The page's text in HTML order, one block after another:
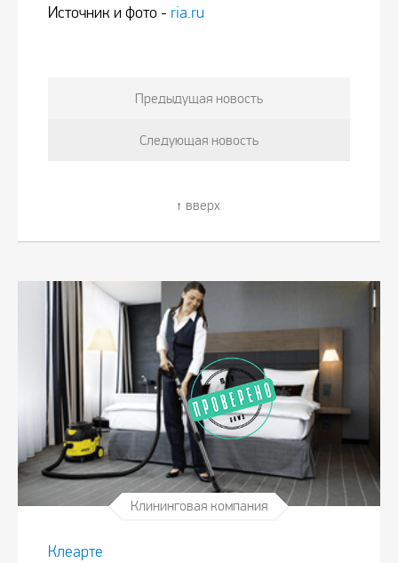
Источник и фото - ria.ru
Предыдущая новость
Следующая новость
вверх
Клининговая компания
Клеарте